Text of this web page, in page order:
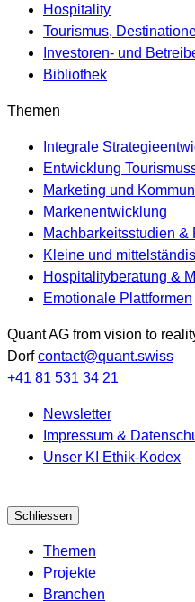
Hospitality
Tourismus,
Investoren- und
Bibliothek
Themen
Integrale
Entwicklung
Marketing und
Markenentwicklung
Machbarkeitsstudien &
Kleine und
Hospitalityberatung &
Emotionale Plattformen
Quant AG from vision to
Dorf contact@quant.swiss
+41 81 531 34 21
Newsletter
Impressum &
Unser KI Ethik-Kodex
Schliessen
Themen
Projekte
Branchen